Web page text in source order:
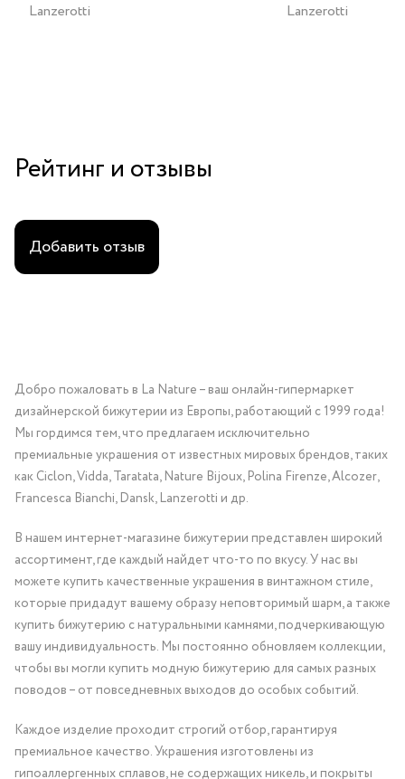
Lanzerotti Lanzerotti
Рейтинг и отзывы
Добавить отзыв
Добро пожаловать в La Nature – ваш онлайн-гипермаркет
дизайнерской бижутерии из Европы, работающий с 1999 года!
Мы гордимся тем, что предлагаем исключительно
премиальные украшения от известных мировых брендов, таких
как Ciclon, Vidda, Taratata, Nature Bijoux, Polina Firenze, Alcozer,
Francesca Bianchi, Dansk, Lanzerotti и др.
В нашем интернет-магазине бижутерии представлен широкий
ассортимент, где каждый найдет что-то по вкусу. У нас вы
можете купить качественные украшения в винтажном стиле,
которые придадут вашему образу неповторимый шарм, а также
купить бижутерию с натуральными камнями, подчеркивающую
вашу индивидуальность. Мы постоянно обновляем коллекции,
чтобы вы могли купить модную бижутерию для самых разных
поводов – от повседневных выходов до особых событий.
Каждое изделие проходит строгий отбор, гарантируя
премиальное качество. Украшения изготовлены из
гипоаллергенных сплавов, не содержащих никель, и покрыты